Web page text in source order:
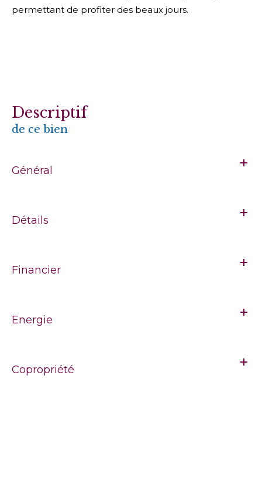
permettant de profiter des beaux jours.
descriptif
de ce bien
Général
Détails
Financier
Energie
Copropriété